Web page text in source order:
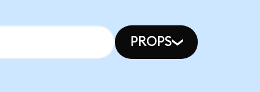
PROPS